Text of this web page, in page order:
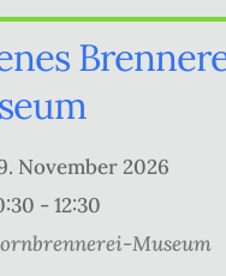
November 2026
- 12:30
Museum